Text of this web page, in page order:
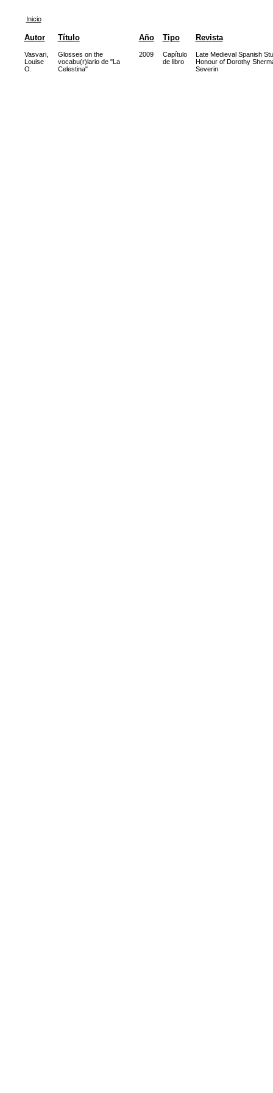
Inicio
Autor Título Año Tipo Revista
Vasvari,
Louise
O.
Glosses on the
vocabu(r)lario de "La
Celestina"
2009
Capítulo
de libro
Late Medieval Spanish
Honour of Dorothy
Severin